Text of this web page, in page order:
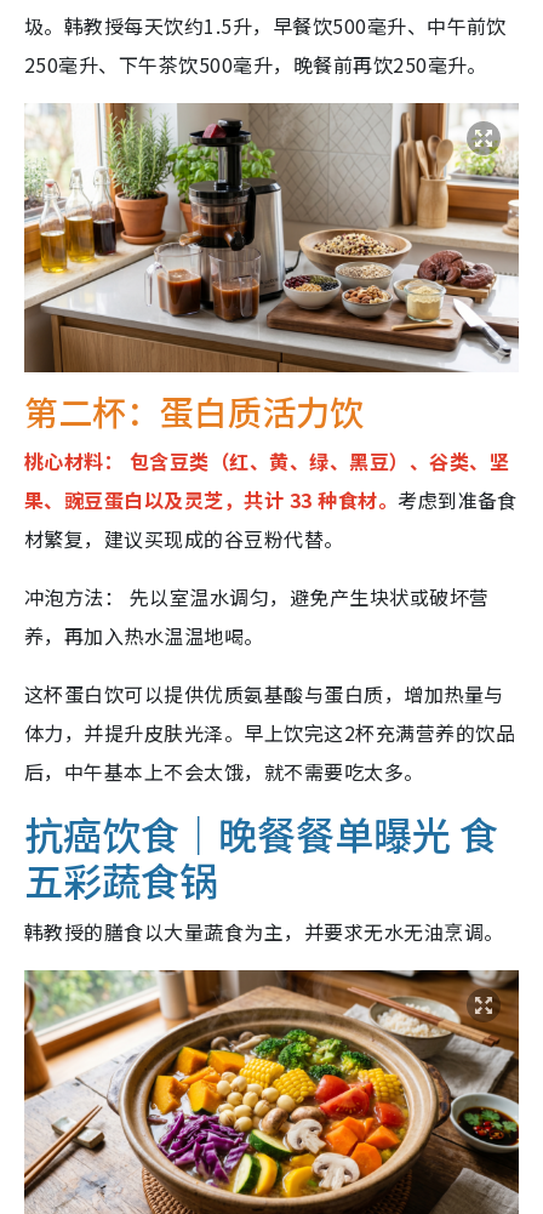
圾。韩教授每天饮约1.5升，早餐饮500毫升、中午前饮
250毫升、下午茶饮500毫升，晚餐前再饮250毫升。
第二杯：蛋白质活力饮
桃心材料： 包含豆类（红、黄、绿、黑豆）、谷类、坚
果、豌豆蛋白以及灵芝，共计 33 种食材。 考虑到准备食
材繁复，建议买现成的谷豆粉代替。
冲泡方法： 先以室温水调匀，避免产生块状或破坏营
养，再加入热水温温地喝。
这杯蛋白饮可以提供优质氨基酸与蛋白质，增加热量与
体力，并提升皮肤光泽。早上饮完这2杯充满营养的饮品
后，中午基本上不会太饿，就不需要吃太多。
抗癌饮食｜晚餐餐单曝光 食
五彩蔬食锅
韩教授的膳食以大量蔬食为主，并要求无水无油烹调。